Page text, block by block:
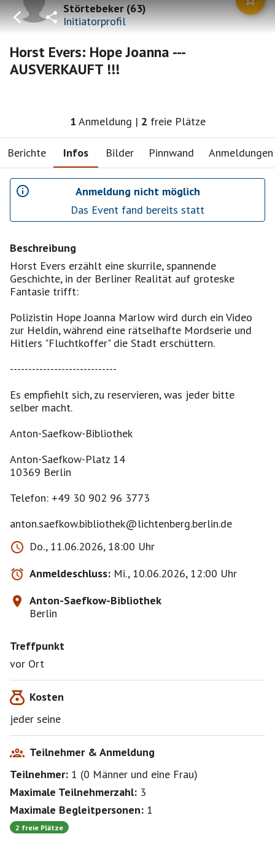
Störtebeker(63)
Initiatorprofil
Horst Evers: Hope Joanna ---
AUSVERKAUFT !!!
1 Anmeldung | 2 freie Plätze
Berichte Infos Bilder Pinnwand Anmeldungen
Anmeldung nicht möglich
Das Event fand bereits statt
Beschreibung
Horst Evers erzählt eine skurrile, spannende
Geschichte, in der Berliner Realität auf groteske
Fantasie trifft:
Polizistin Hope Joanna Marlow wird durch ein Video
zur Heldin, während eine rätselhafte Mordserie und
Hitlers "Fluchtkoffer" die Stadt erschüttern.
-----------------------------
Es empfiehlt sich, zu reservieren, was jeder bitte
selber macht.
Anton-Saefkow-Bibliothek
Anton-Saefkow-Platz 14
10369 Berlin
Telefon: +49 30 902 96 3773
anton.saefkow.bibliothek@lichtenberg.berlin.de
Do., 11.06.2026, 18:00 Uhr
Anmeldeschluss: Mi., 10.06.2026, 12:00 Uhr
Anton-Saefkow-Bibliothek
Berlin
Treffpunkt
vor Ort
Kosten
jeder seine
Teilnehmer & Anmeldung
Teilnehmer: 1 (0 Männer und eine Frau)
Maximale Teilnehmerzahl: 3
Maximale Begleitpersonen: 1
2 freie Plätze